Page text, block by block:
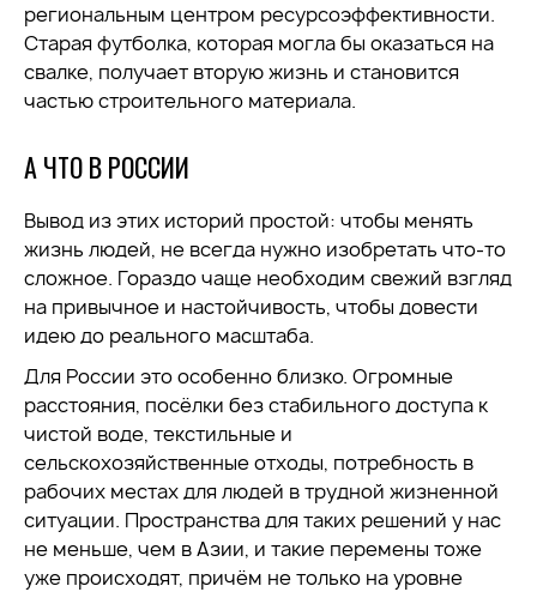
региональным центром ресурсоэффективности.
Старая футболка, которая могла бы оказаться на
свалке, получает вторую жизнь и становится
частью строительного материала.
А ЧТО В РОССИИ
Вывод из этих историй простой: чтобы менять
жизнь людей, не всегда нужно изобретать что-то
сложное. Гораздо чаще необходим свежий взгляд
на привычное и настойчивость, чтобы довести
идею до реального масштаба.
Для России это особенно близко. Огромные
расстояния, посёлки без стабильного доступа к
чистой воде, текстильные и
сельскохозяйственные отходы, потребность в
рабочих местах для людей в трудной жизненной
ситуации. Пространства для таких решений у нас
не меньше, чем в Азии, и такие перемены тоже
уже происходят, причём не только на уровне